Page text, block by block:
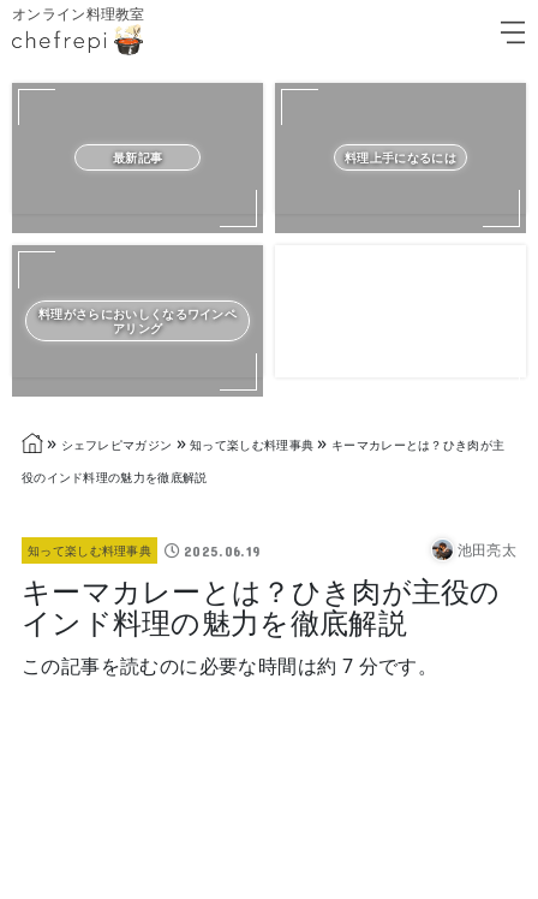
オンライン料理教室
最新記事 料理上手になるには
料理がさらにおいしくなるワインペ
アリング
» シェフレピマガジン » 知って楽しむ料理事典 » キーマカレーとは？ひき肉が主
役のインド料理の魅力を徹底解説
知って楽しむ料理事典 2025.06.19 池田亮太
キーマカレーとは？ひき肉が主役の
インド料理の魅力を徹底解説
この記事を読むのに必要な時間は約 7 分です。